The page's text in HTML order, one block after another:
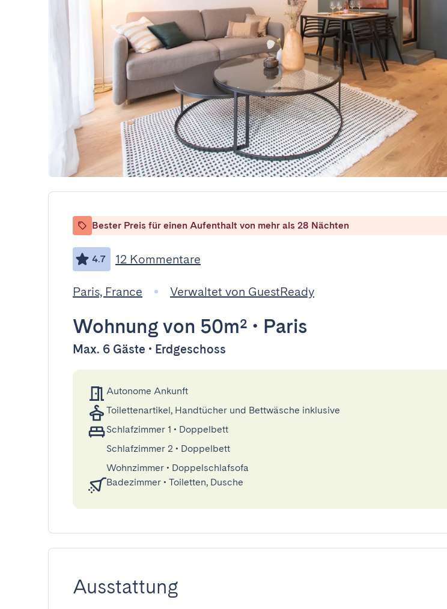
Bester Preis für einen Aufenthalt von mehr als 28 Nächten
4.7 12 Kommentare
Paris, France Verwaltet von GuestReady
Wohnungvon 50m² • Paris
Max. 6 Gäste • Erdgeschoss
Autonome Ankunft
Toilettenartikel, Handtücher und Bettwäsche inklusive
Schlafzimmer 1 • Doppelbett
Schlafzimmer 2 • Doppelbett
Wohnzimmer • Doppelschlafsofa
Badezimmer • Toiletten, Dusche
Ausstattung